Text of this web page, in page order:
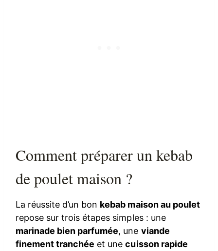
Comment préparer un kebab
de poulet maison ?
La réussite d’un bon kebab maison au poulet
repose sur trois étapes simples : une
marinade bien parfumée, une viande
finement tranchée et unecuisson rapide